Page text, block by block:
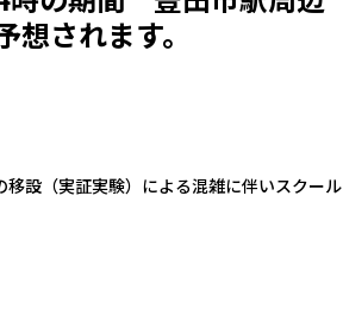
されます。
設（実証実験）による混雑に伴いスクール